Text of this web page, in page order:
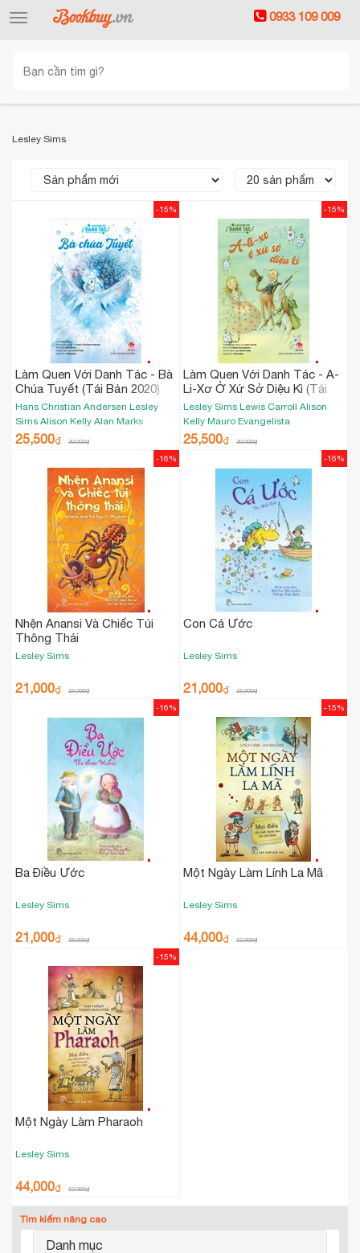
Toggle
0933 109 009
Lesley Sims
Làm Quen Với Danh Tác - Bà
Chúa Tuyết (Tái Bản 2020)
Hans Christian Andersen Lesley
Sims Alison Kelly Alan Marks
25,500₫ 30,000₫
-15%
Làm Quen Với Danh Tác - A-
Li-Xơ Ở Xứ Sở Diệu Kì (Tái
Bản 2020)
Lesley Sims Lewis Carroll Alison
Kelly Mauro Evangelista
25,500₫ 30,000₫
-15%
Nhện Anansi Và Chiếc Túi
Thông Thái
Lesley Sims
21,000₫ 25,000₫
-16%
Con Cá Ước
Lesley Sims
21,000₫ 25,000₫
-16%
Ba Điều Ước
Lesley Sims
21,000₫ 25,000₫
-16%
Một Ngày Làm Lính La Mã
Lesley Sims
44,000₫ 52,000₫
-15%
Một Ngày Làm Pharaoh
Lesley Sims
44,000₫ 52,000₫
-15%
Tìm kiếm nâng cao
Danh mục